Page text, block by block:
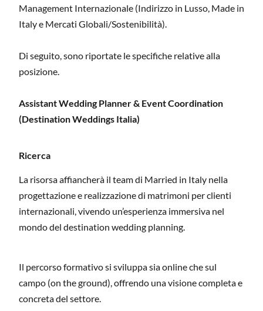
Management Internazionale (Indirizzo in Lusso, Made in
Italy e Mercati Globali/Sostenibilità).
Di seguito, sono riportate le specifiche relative alla
posizione.
Assistant Wedding Planner & Event Coordination
(Destination Weddings Italia)
Ricerca
La risorsa affiancherà il team di Married in Italy nella
progettazione e realizzazione di matrimoni per clienti
internazionali, vivendo un’esperienza immersiva nel
mondo del destination wedding planning.
Il percorso formativo si sviluppa sia online che sul
campo (on the ground), offrendo una visione completa e
concreta del settore.